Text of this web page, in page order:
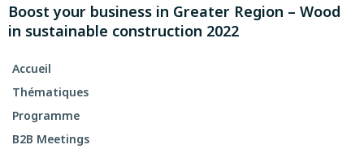
Boost your business in Greater Region – Wood
in sustainable construction 2022
Accueil
Thématiques
Programme
B2B Meetings